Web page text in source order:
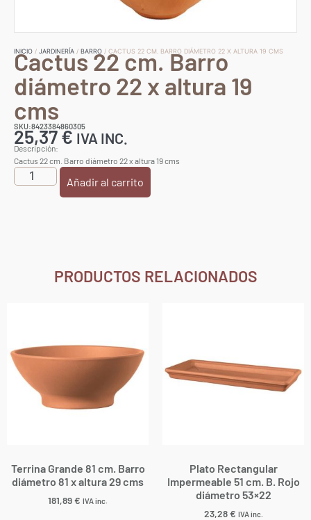
INICIO / JARDINERÍA / BARRO / CACTUS 22 CM. BARRO DIÁMETRO 22 X ALTURA 19 CMS
Cactus 22 cm. Barro
diámetro 22 x altura 19
cms
SKU:8423384860305
25,37€ IVA INC.
Descripción:
Cactus 22 cm. Barro diámetro 22 x altura 19 cms
Añadir al carrito
PRODUCTOS RELACIONADOS
Terrina Grande 81 cm. Barro
diámetro 81 x altura 29 cms
181,89€ IVA inc.
Plato Rectangular
Impermeable 51 cm. B. Rojo
diámetro 53×22
23,28€ IVA inc.